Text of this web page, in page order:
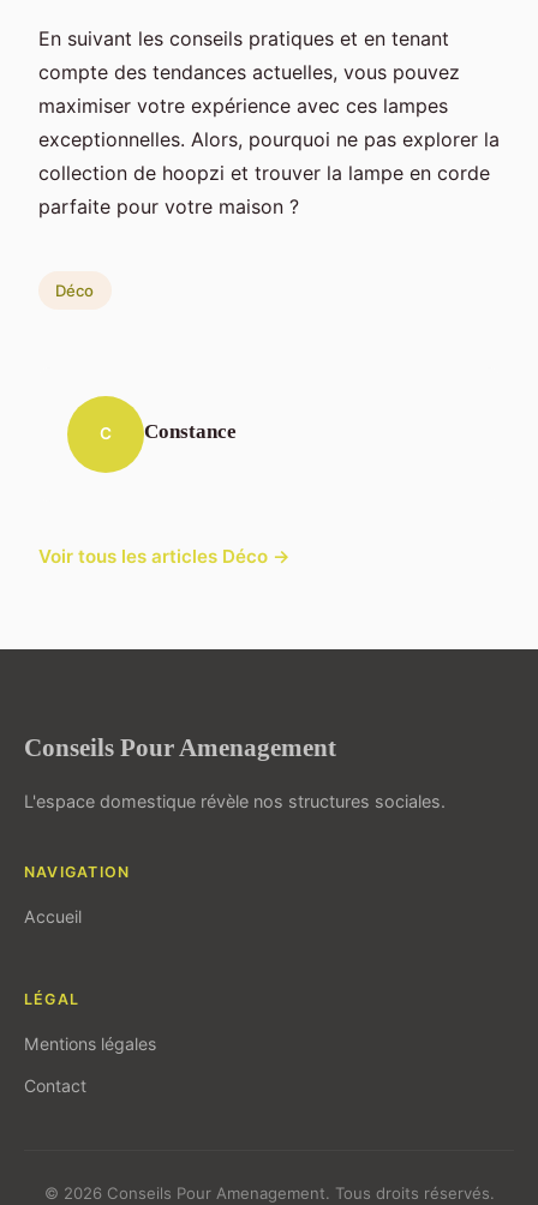
En suivant les conseils pratiques et en tenant
compte des tendances actuelles, vous pouvez
maximiser votre expérience avec ces lampes
exceptionnelles. Alors, pourquoi ne pas explorer la
collection de hoopzi et trouver la lampe en corde
parfaite pour votre maison ?
Déco
C Constance
Voir tous les articles Déco →
Conseils Pour Amenagement
L'espace domestique révèle nos structures sociales.
NAVIGATION
Accueil
LÉGAL
Mentions légales
Contact
© 2026 Conseils Pour Amenagement. Tous droits réservés.